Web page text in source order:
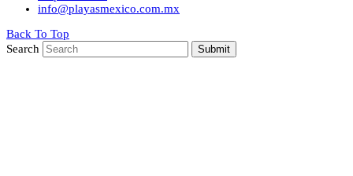
info@playasmexico.com.mx
Back To Top
Search
Submit